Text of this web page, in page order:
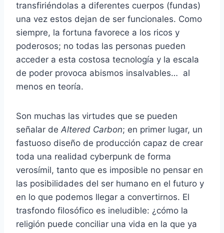
transfiriéndolas a diferentes cuerpos (fundas)
una vez estos dejan de ser funcionales. Como
siempre, la fortuna favorece a los ricos y
poderosos; no todas las personas pueden
acceder a esta costosa tecnología y la escala
de poder provoca abismos insalvables… al
menos en teoría.
Son muchas las virtudes que se pueden
señalar de Altered Carbon; en primer lugar, un
fastuoso diseño de producción capaz de crear
toda una realidad cyberpunk de forma
verosímil, tanto que es imposible no pensar en
las posibilidades del ser humano en el futuro y
en lo que podemos llegar a convertirnos. El
trasfondo filosófico es ineludible: ¿cómo la
religión puede conciliar una vida en la que ya